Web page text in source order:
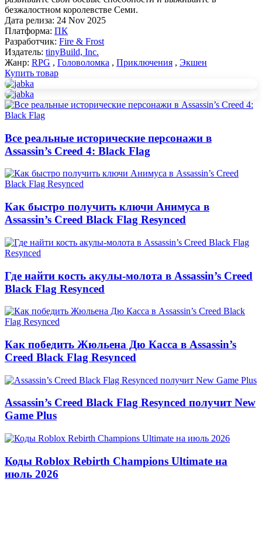
безжалостном королевстве Семи.
Дата релиза: 24 Nov 2025
Платформа: ПК
Разработчик: Fire & Frost
Издатель: tinyBuild, Inc.
Жанр: RPG , Головоломка , Приключения , Экшен
Купить товар
Все реальные исторические персонажи в
Assassin’s Creed 4: Black Flag
Как быстро получить ключи Анимуса в
Assassin’s Creed Black Flag Resynced
Где найти кость акулы-молота в Assassin’s Creed
Black Flag Resynced
Как победить Жюльена Дю Касса в Assassin’s
Creed Black Flag Resynced
Assassin’s Creed Black Flag Resynced получит New
Game Plus
Коды Roblox Rebirth Champions Ultimate на
июль 2026